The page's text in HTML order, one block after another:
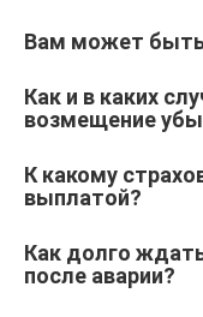
Вам может быть
Как и в каких
возмещение
К какому
выплатой?
Как долго
после аварии?